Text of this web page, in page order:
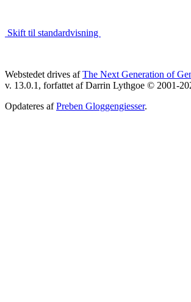
Skift til standardvisning
Webstedet drives afThe Next Generation of
v. 13.0.1, forfattet af Darrin Lythgoe © 2001-
Opdateres afPreben Gloggengiesser.